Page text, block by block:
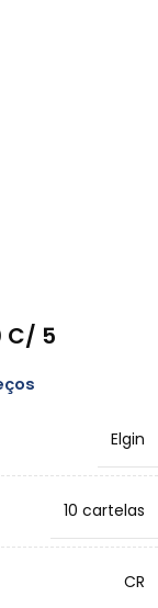
C/ 5
Elgin
10 cartelas
CR